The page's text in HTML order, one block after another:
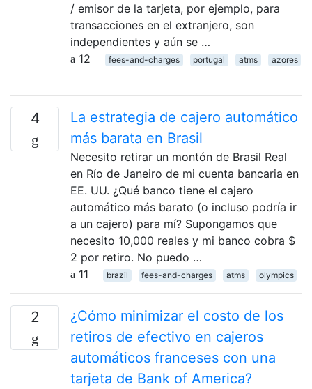
/ emisor de la tarjeta, por ejemplo, para
transacciones en el extranjero, son
independientes y aún se …
12
fees-and-charges portugal atms azores
4
La estrategia de cajero automático
más barata en Brasil
Necesito retirar un montón de Brasil Real
en Río de Janeiro de mi cuenta bancaria en
EE. UU. ¿Qué banco tiene el cajero
automático más barato (o incluso podría ir
a un cajero) para mí? Supongamos que
necesito 10,000 reales y mi banco cobra $
2 por retiro. No puedo …
11
brazil fees-and-charges atms olympics
2
¿Cómo minimizar el costo de los
retiros de efectivo en cajeros
automáticos franceses con una
tarjeta de Bank of America?